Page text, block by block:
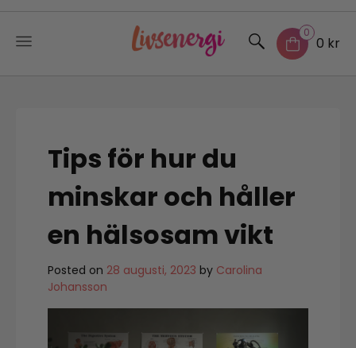
0
0 kr
Tips för hur du
minskar och håller
en hälsosam vikt
Posted on 28 augusti, 2023 by Carolina
Johansson